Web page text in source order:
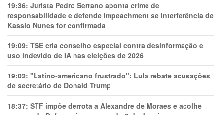
19:36: Jurista Pedro Serrano aponta crime de
responsabilidade e defende impeachment se interferência de
Kassio Nunes for confirmada
19:09: TSE cria conselho especial contra desinformação e
uso indevido de IA nas eleições de 2026
19:02: "Latino-americano frustrado": Lula rebate acusações
de secretário de Donald Trump
18:37: STF impõe derrota a Alexandre de Moraes e acolhe